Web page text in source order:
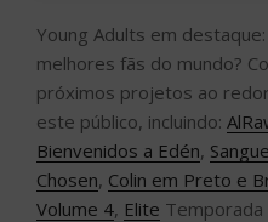
Young Adults em
melhores fãs do mundo?
próximos projetos ao
este público, incluindo:
Bienvenidos a Edén,
Chosen, Colin em Preto e
Volume 4, Elite